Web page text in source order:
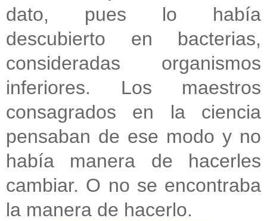
dato, pues lo había
descubierto en bacterias,
consideradas organismos
inferiores. Los maestros
consagrados en la ciencia
pensaban de ese modo y no
había manera de hacerles
cambiar. O no se encontraba
la manera de hacerlo.